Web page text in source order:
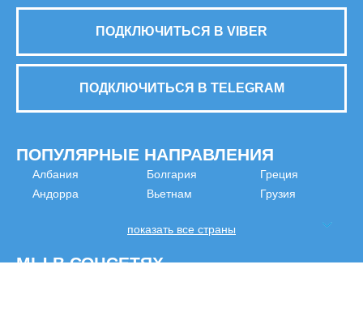
ПОДКЛЮЧИТЬСЯ В VIBER
ПОДКЛЮЧИТЬСЯ В TELEGRAM
ПОПУЛЯРНЫЕ НАПРАВЛЕНИЯ
Албания
Андорра
Болгария
Вьетнам
Греция
Грузия
показать все страны
МЫ В СОЦСЕТЯХ